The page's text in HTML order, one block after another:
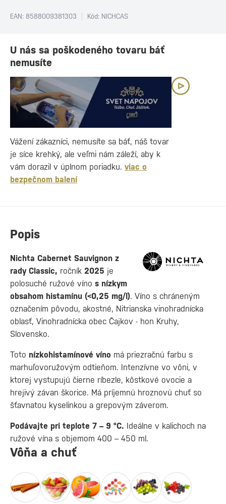
EAN: 8588009381303 Kód: NICHCAS
Popis
Nichta Cabernet Sauvignon z
rady Classic, ročník 2025 je
polosuché ružové víno s nízkym
obsahom histamínu (<0,25 mg/l). Víno s chráneným
označením pôvodu, akostné, Nitrianska vinohradnícka
oblasť, Vinohradnícka obec Čajkov - hon Kruhy,
Slovensko.
Toto nízkohistamínové víno má priezračnú farbu s
marhuľovoružovým odtieňom. Intenzívne vo vôni, v
ktorej vystupujú čierne ríbezle, kôstkové ovocie a
hrejivý závan škorice. Má príjemnú hroznovú chuť so
šťavnatou kyselinkou a grepovým záverom.
Podávajte pri teplote 7 – 9 °C. Ideálne v kalichoch na
ružové vína s objemom 400 – 450 ml.
Vôňa a chuť
U nás sa poškodeného tovaru báť
nemusíte
Vážení zákazníci, nemusíte sa báť, náš tovar
je síce krehký, ale veľmi nám záleží, aby k
vám dorazil v úplnom poriadku. viac o
bezpečnom balení